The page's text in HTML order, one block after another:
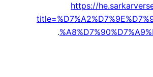
https://
.